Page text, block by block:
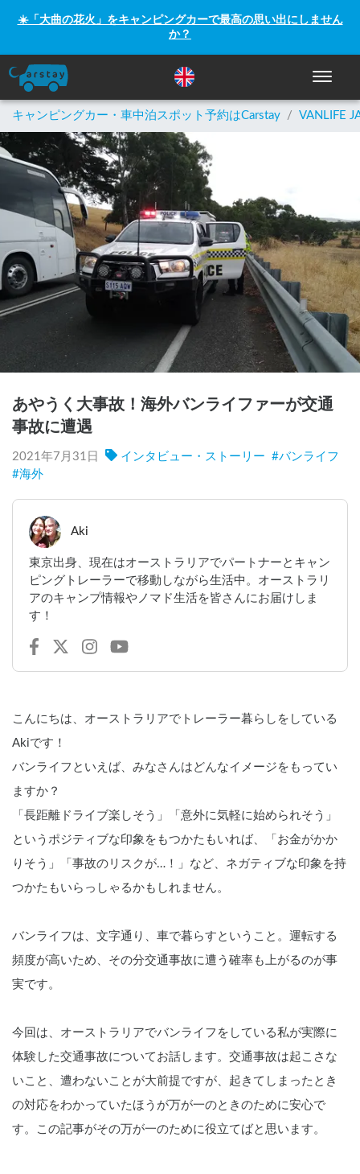
☀️「大曲の花火」をキャンピングカーで最高の思い出にしません
か？
ナビゲ
キャンピングカー・車中泊スポット予約はCarstay / VANLIFE
あやうく大事故！海外バンライファーが交通
事故に遭遇
2021年7月31日 インタビュー・ストーリー #バンライフ
#海外
Aki
東京出身、現在はオーストラリアでパートナーとキャン
ピングトレーラーで移動しながら生活中。オーストラリ
アのキャンプ情報やノマド生活を皆さんにお届けしま
す！
こんにちは、オーストラリアでトレーラー暮らしをしている
Akiです！
バンライフといえば、みなさんはどんなイメージをもってい
ますか？
「長距離ドライブ楽しそう」「意外に気軽に始められそう」
というポジティブな印象をもつかたもいれば、「お金がかか
りそう」「事故のリスクが…！」など、ネガティブな印象を持
つかたもいらっしゃるかもしれません。
バンライフは、文字通り、車で暮らすということ。運転する
頻度が高いため、その分交通事故に遭う確率も上がるのが事
実です。
今回は、オーストラリアでバンライフをしている私が実際に
体験した交通事故についてお話します。交通事故は起こさな
いこと、遭わないことが大前提ですが、起きてしまったとき
の対応をわかっていたほうが万が一のときのために安心で
す。この記事がその万が一のために役立てばと思います。